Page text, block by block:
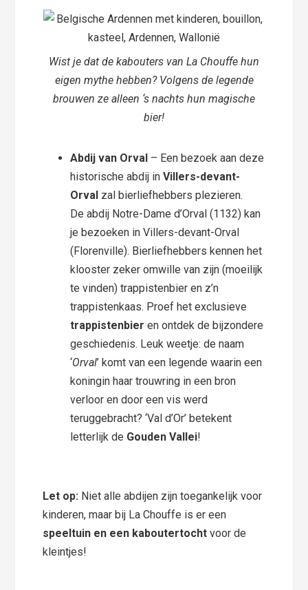
Wist je dat de kabouters van La Chouffe hun
eigen mythe hebben? Volgens de legende
brouwen ze alleen ‘s nachts hun magische
bier!
Abdij van Orval – Een bezoek aan deze
historische abdij inVillers-devant-
Orval zal bierliefhebbers plezieren.
De abdij Notre-Dame d’Orval (1132) kan
je bezoeken in Villers-devant-Orval
(Florenville). Bierliefhebbers kennen het
klooster zeker omwille van zijn (moeilijk
te vinden) trappistenbier en z’n
trappistenkaas. Proef het exclusieve
trappistenbier en ontdek de bijzondere
geschiedenis. Leuk weetje: de naam
‘Orval’ komt van een legende waarin een
koningin haar trouwring in een bron
verloor en door een vis werd
teruggebracht? ‘Val d’Or’ betekent
letterlijk de Gouden Vallei!
Let op: Niet alle abdijen zijn toegankelijk voor
kinderen, maar bij La Chouffe is er een
speeltuin en een kaboutertocht voor de
kleintjes!